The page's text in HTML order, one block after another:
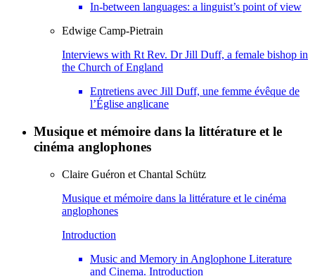
In-between languages: a linguist’s point of view
Edwige Camp-Pietrain
Interviews with Rt Rev. Dr Jill Duff, a female bishop in
the Church of England
Entretiens avec Jill Duff, une femme évêque de
l’Église anglicane
Musique et mémoire dans la littérature et le
cinéma anglophones
Claire Guéron et Chantal Schütz
Musique et mémoire dans la littérature et le cinéma
anglophones
Introduction
Music and Memory in Anglophone Literature
and Cinema. Introduction